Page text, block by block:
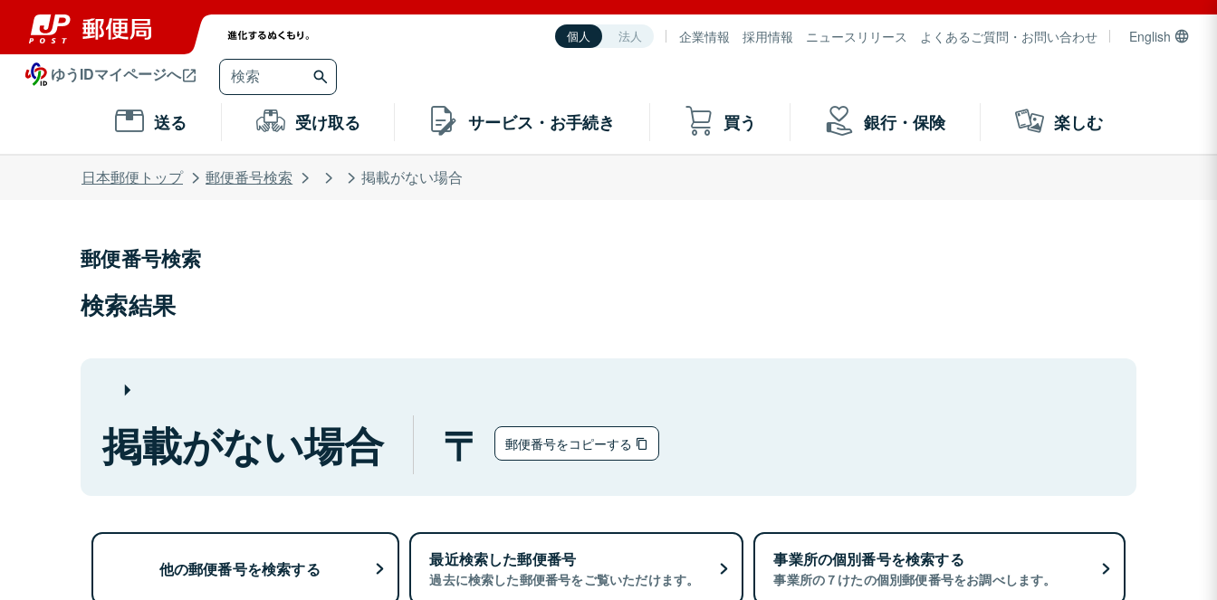
個人 法人 企業情報 採用情報 ニュースリリース よくあるご質問・お問い合わせ English
ゆうIDマイページへ
送る 受け取る サービス・お手続き 買う 銀行・保険 楽しむ
日本郵便トップ 郵便番号検索 掲載がない場合
郵便番号検索
検索結果
掲載がない場合 郵便番号をコピーする
他の郵便番号を検索する 最近検索した郵便番号
過去に検索した郵便番号をご覧いただけます。
事業所の個別番号を検索する
事業所の７けたの個別郵便番号をお調べします。